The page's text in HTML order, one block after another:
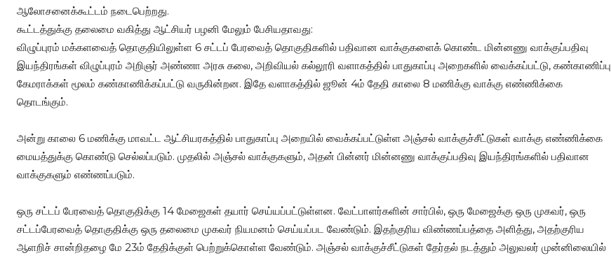
ஆலோசனைக்கூட்டம் நடைபெற்றது.
கூட்டத்துக்கு தலைமை வகித்து ஆட்சியர் பழனி மேலும் பேசியதாவது:
விழுப்புரம் மக்களவைத் தொகுதியிலுள்ள 6 சட்டப் பேரவைத் தொகுதிகளில் பதிவான வாக்குகளைக் கொண்ட மின்னணு வாக்குப்பதிவு
இயந்திரங்கள் விழுப்புரம் அறிஞர் அண்ணா அரசு கலை, அறிவியல் கல்லூரி வளாகத்தில் பாதுகாப்பு அறைகளில் வைக்கப்பட்டு, கண்காணிப்பு
கேமராக்கள் மூலம் கண்காணிக்கப்பட்டு வருகின்றன. இதே வளாகத்தில் ஜூன் 4ம் தேதி காலை 8 மணிக்கு வாக்கு எண்ணிக்கை
தொடங்கும்.
அன்று காலை 6 மணிக்கு மாவட்ட ஆட்சியரகத்தில் பாதுகாப்பு அறையில் வைக்கப்பட்டுள்ள அஞ்சல் வாக்குச்சீட்டுகள் வாக்கு எண்ணிக்கை
மையத்துக்கு கொண்டு செல்லப்படும். முதலில் அஞ்சல் வாக்குகளும், அதன் பின்னர் மின்னணு வாக்குப்பதிவு இயந்திரங்களில் பதிவான
வாக்குகளும் எண்ணப்படும்.
ஒரு சட்டப் பேரவைத் தொகுதிக்கு 14 மேஜைகள் தயார் செய்யப்பட்டுள்ளன. வேட்பாளர்களின் சார்பில், ஒரு மேஜைக்கு ஒரு முகவர், ஒரு
சட்டப்பேரவைத் தொகுதிக்கு ஒரு தலைமை முகவர் நியமனம் செய்யப்பட வேண்டும். இதற்குரிய விண்ணப்பத்தை அளித்து, அதற்குரிய
ஆளறிச் சான்றிதழை மே 23ம் தேதிக்குள் பெற்றுக்கொள்ள வேண்டும். அஞ்சல் வாக்குச்சீட்டுகள் தேர்தல் நடத்தும் அலுவலர் முன்னிலையில்